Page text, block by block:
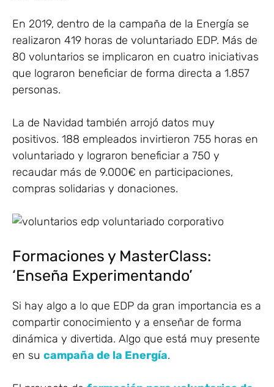
En 2019, dentro de la campaña de la Energía se
realizaron 419 horas de voluntariado EDP. Más de
80 voluntarios se implicaron en cuatro iniciativas
que lograron beneficiar de forma directa a 1.857
personas.
La de Navidad también arrojó datos muy
positivos. 188 empleados invirtieron 755 horas en
voluntariado y lograron beneficiar a 750 y
recaudar más de 9.000€ en participaciones,
compras solidarias y donaciones.
Formaciones y MasterClass:
‘Enseña Experimentando’
Si hay algo a lo que EDP da gran importancia es a
compartir conocimiento y a enseñar de forma
dinámica y divertida. Algo que está muy presente
en su campaña de la Energía.